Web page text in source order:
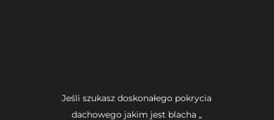
Jeśli szukasz doskonałego pokrycia
dachowego jakim jest blacha „